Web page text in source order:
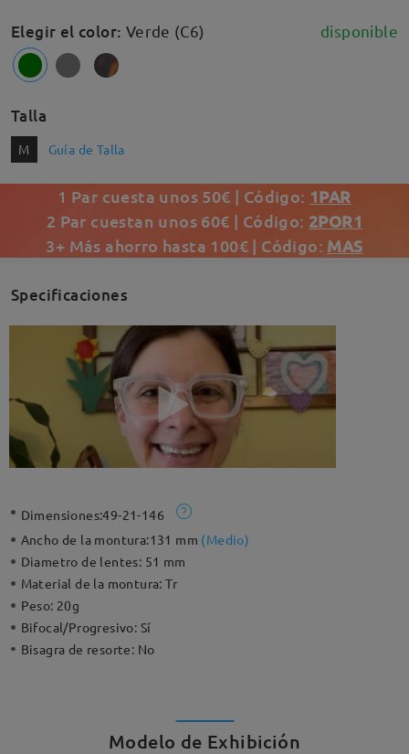
Elegir el color: Verde (C6) disponible
Talla
M Guía de Talla
1 Par cuesta unos 50€ | Código: 1PAR
2 Par cuestan unos 60€ | Código: 2POR1
3+ Más ahorro hasta 100€ | Código: MAS
Specificaciones
Dimensiones:49-21-146
Ancho de la montura:131 mm (Medio)
Diametro de lentes: 51 mm
Material de la montura:Tr
Peso: 20g
Bifocal/Progresivo: Sí
Bisagra de resorte: No
Modelo de Exhibición